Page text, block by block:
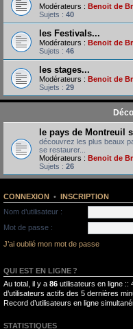
Modérateurs : Benoit de
Sujets : 40
les Festivals...
Modérateurs : Benoit de
Sujets : 46
les stages...
Modérateurs : Benoit de
Sujets : 29
le pays de Montreuil
découvrez les plus beaux
se restaurer...
Modérateurs : Benoit de
Sujets : 26
CONNEXION • INSCRIPTION
Nom d’utilisateur :
Mot de passe :
J’ai oublié mon mot de passe
QUI EST EN LIGNE ?
Au total, il y a 86 utilisateurs en ligne ::
d’utilisateurs actifs des 5 dernières
Record d’utilisateurs en ligne
STATISTIQUES